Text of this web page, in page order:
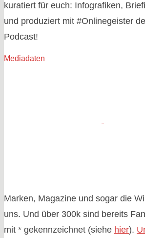
kuratiert für euch: Infografiken,
und produziert mit #Onlinegeister
Podcast!
Mediadaten
Marken, Magazine und sogar die
uns. Und über 300k sind bereits
mit * gekennzeichnet (siehe hier).